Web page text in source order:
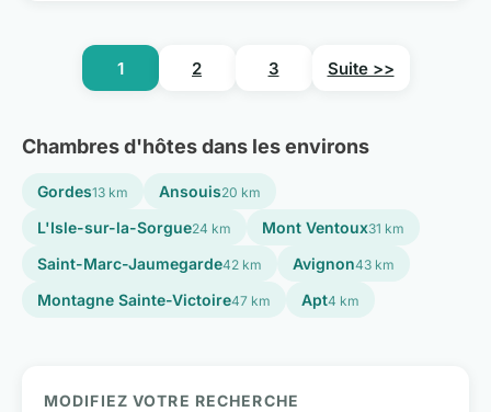
1 2 3 Suite >>
Chambres d'hôtes dans les environs
Gordes13 km Ansouis20 km
L'Isle-sur-la-Sorgue24 km Mont Ventoux31 km
Saint-Marc-Jaumegarde42 km Avignon43 km
Montagne Sainte-Victoire47 km Apt4 km
MODIFIEZ VOTRE RECHERCHE